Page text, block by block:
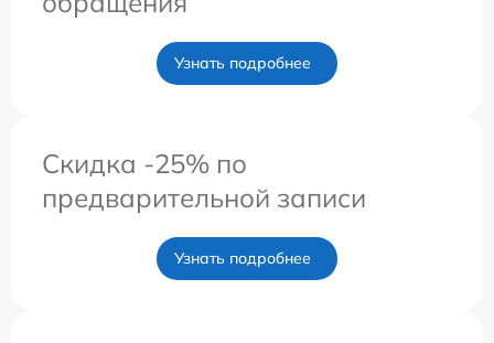
Узнать подробнее
Скидка -25% по
предварительной записи
Узнать подробнее